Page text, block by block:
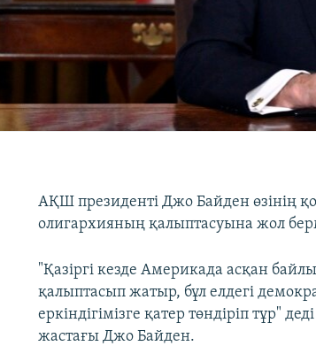
АҚШ президенті Джо Байден өзінің
олигархияның қалыптасуына жол
"Қазіргі кезде Америкада асқан
қалыптасып жатыр, бұл елдегі
еркіндігімізге қатер төндіріп тұр"
жастағы Джо Байден.